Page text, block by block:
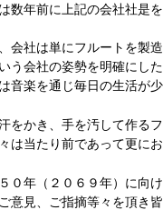
数年前に上記の会社社是
会社は単にフルートを製
う会社の姿勢を明確に し
音楽を通じ毎日の生活が
をかき、手を汚して作る
は当たり前であって更に
０年（２０６９年）に向
意見、ご指摘等々を頂き